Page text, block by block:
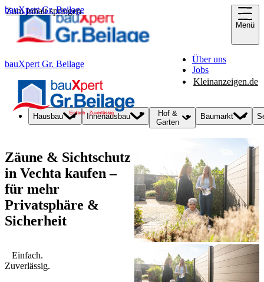
Zum Inhalt springen
bauXpert Gr. Beilage
Menü
bauXpert Gr. Beilage
Über uns
Jobs
Kleinanzeigen.de
Hausbau Innenausbau
Hof &
Garten
Baumarkt
Zäune & Sichtschutz
in Vechta kaufen –
für mehr
Privatsphäre &
Sicherheit
Einfach.
Zuverlässig.